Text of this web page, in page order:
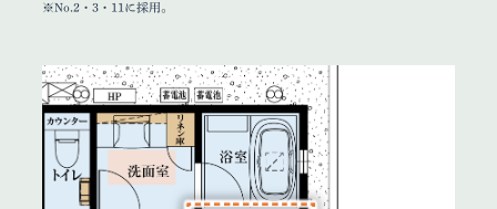
※No.2・3・11に採用。